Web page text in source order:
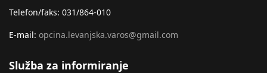
Telefon/faks: 031/864-010
E-mail: opcina.levanjska.varos@gmail.com
Služba za informiranje